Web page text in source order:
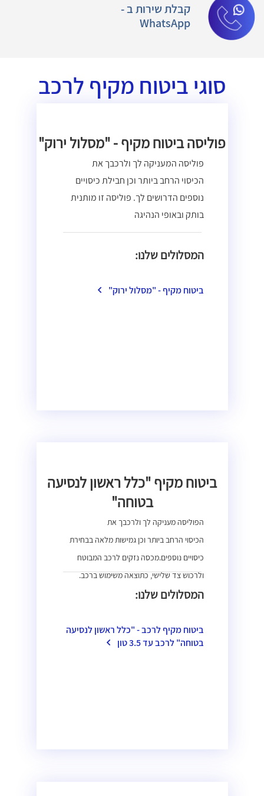
קבלת שירות ב -
WhatsApp
סוגי ביטוח מקיף לרכב
פוליסה ביטוח מקיף - "מסלול ירוק"
פוליסה המעניקה לך ולרכבך את
הכיסוי הרחב ביותר וכן חבילת כיסויים
נוספים הדרושים לך. פוליסה זו מותנית
בותק ובאופי הנהיגה
המסלולים שלנו:
ביטוח מקיף - "מסלול ירוק"
ביטוח מקיף "כלל ראשון לנסיעה
בטוחה"
הפוליסה מעניקה לך ולרכבך את
הכיסוי הרחבביותר וכן גמישות מלאה בבחירת
כיסויים נוספים.מכסה נזקים לרכב המבוטח
ולרכוש צד שלישי, כתוצאה משימוש ברכב.
המסלולים שלנו:
ביטוח מקיף לרכב - "כלל ראשון לנסיעה
בטוחה" לרכב עד 3.5 טון